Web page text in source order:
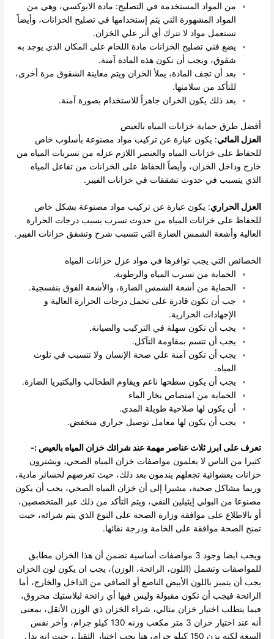
من المواد المستخدمة في التصليح: مادة الابوكسي، وهي من
المواد المشهورة التي يتم إستخدامها في تصليح الخزانات، وأيضاً
تستعمل مواد لا تترك أي أثر علي الخزان.
يضع فني تصليح الخزانات مادة اللحام على المكان الذي يوجد به
شقوق، ويجب أن تكون هذه المادة آمنة.
بعد أن تجف المادة، يملأ الخزان ويتم معاينة الشقوق مرة أخرى،
للتأكد من سلامتها.
بعد ذلك يكون الخزان جاهزاً للاستخدام بصورة آمنة.
أفضل طرق حماية خزانات المياه بالعيص
العزل المائي: يكون عبارة عن تركيب مواد مصنوعة بأسلوب خاص
للحفاظ على خزانات المياه والعنصر اللازم عزله من تسربات المياه من
خارج وداخل الخزان، وأيضاً الحفاظ على الخزانات من تفاعل المياه
الذي يتسبب في حدوث تشققات في خزانات الفيبر.
العزل الحراري: يكون عبارة عن تركيب مواد مصنوعة بشكل خاص
للحفاظ على خزانات المياه من حدوث تسرب بسبب درجات الحرارة
العالية وأشعة الشمس الضارة التي تتسبب شرخ وتشقق خزانات الفيبر.
الخصائص التي يجب توافرها في مواد عزل خزانات المياه
الحماية من تسرب المياه والرطوبة.
الحماية من أشعة الشمس الضارة، والأشعة الفوق بنفسجية.
جب أن تكون قادرة على تحمل درجات الحرارة العالية و
الإجهادات الحرارية.
يجب أن تكون سهلة في التركيب والصيانة.
يجب أن تتسم بمقاومة التآكل.
يجب أن تكون آمنة علي صحة الإنسان ولا تتسبب في تلوث
المياه.
يجب أن يكون سطحها ناعم ويقاوم الطحالب والبكتيريا الضارة.
الحماية من امتصاص بخار الماء
أن يكون لها صلاحية طويلة المدي.
يجب أن يكون لها معامل توصيل حراري منخفض.
تعرف على ابرز ثلاث عناصر مهمة عند شرائك خزان المياه بالعيص :-
كثيرا من الناس لا يعلمون مواصفات خزان المياه الصحي، ويشترون
خزانات بعشوائية تجعلهم يندمون بعد ذلك، حيث تعرضهم لخسائر مادية،
وربما مشاكل صحية، مشيرا إلى أن خزان المياه الصحي، يجب أن يكون
مصنوعا من البولي إيثيلين النقي، ويتم التأكد من ذلك عبر المتخصصين،
أو بالاطلاع على موافقة وزارة الصحة على النوع الذي يتم شرائه، حيث
تمنح الصحة موافقة على الخامة ودرجة نقائها.
ويجب ايضا وجود 3 مواصفات أساسية تضمن أن هذا الخزان مطابق
للمواصفات وتشمل (اللون، الرائحة، الوزن)، يجب ان يكون لون الخزان
يجب أن يتميز باللون الأبيض الناصع أو الصافي من الداخل والخارج، أما
الرائحة فيجب أن تكون مقبولة وليس فيها أي رائحة لبلاستيك محروق،
فيما يتطلب اختيار خزان مثالي، شراء الخزان ذي الوزن الأثقل، بمعنى
أنه عند اختيار خزان 3 متر مكعب وزنه 130 كيلو جرام، وآخر نفس
السعة لكنه يزن 150 كيلو جرام، هنا يجب اختيار الثقيل، حيث إنه يدل